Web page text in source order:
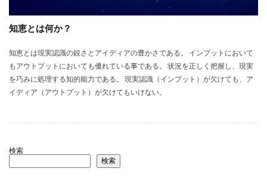
知恵とは何か？
知恵とは現実認識の鋭さとアイディアの豊かさである。 インプットにおいて
もアウトプットにおいても優れている事である。 状況を正しく把握し、現実
を巧みに処理する知的能力である。 現実認識（インプット）が欠けても、ア
イディア（アウトプット）が欠けてもいけない。
検索
検索